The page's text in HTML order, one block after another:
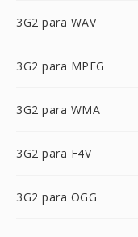
3G2 para WAV
3G2 para MPEG
3G2 para WMA
3G2 para F4V
3G2 para OGG